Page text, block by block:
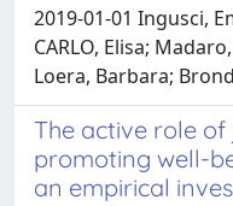
2019-01-01 Ingusci,
CARLO, Elisa;
Loera, Barbara;
The active role
promoting well-
an empirical